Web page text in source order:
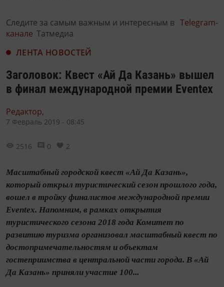
Следите за самым важным и интересным в Telegram-
канале Татмедиа
ЛЕНТА НОВОСТЕЙ
Заголовок: Квест «Ай Да Казань» вышел
в финал международной премии Eventex
Редактор,
7 Февраль 2019 - 08:45
2516 0 2
Масштабный городской квест «Ай Да Казань»,
который открыл туристический сезон прошлого года,
вошел в тройку финалистов международной премии
Eventex. Напомним, в рамках открытия
туристического сезона 2018 года Комитет по
развитию туризма организовал масштабный квест по
достопримечательностям и объектам
гостеприимства в центральной части города. В «Ай
Да Казань» приняли участие 100...